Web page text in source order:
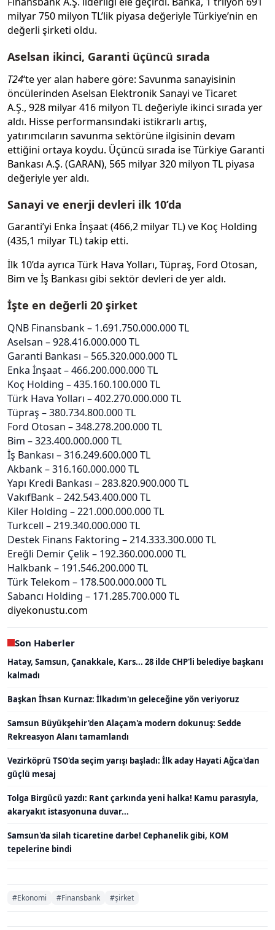
milyar 750 milyon TL’lik piyasa değeriyle Türkiye’nin en
değerli şirketi oldu.
Aselsan ikinci, Garanti üçüncü sırada
T24‘te yer alan habere göre: Savunma sanayisinin
öncülerinden Aselsan Elektronik Sanayi ve Ticaret
A.Ş., 928 milyar 416 milyon TL değeriyle ikinci sırada yer
aldı. Hisse performansındaki istikrarlı artış,
yatırımcıların savunma sektörüne ilgisinin devam
ettiğini ortaya koydu. Üçüncü sırada ise Türkiye Garanti
Bankası A.Ş. (GARAN), 565 milyar 320 milyon TL piyasa
değeriyle yer aldı.
Sanayi ve enerji devleri ilk 10’da
Garanti’yi Enka İnşaat (466,2 milyar TL) ve Koç Holding
(435,1 milyar TL) takip etti.
İlk 10’da ayrıca Türk Hava Yolları, Tüpraş, Ford Otosan,
Bim ve İş Bankası gibi sektör devleri de yer aldı.
İşte en değerli 20 şirket
QNB Finansbank – 1.691.750.000.000 TL
Aselsan – 928.416.000.000 TL
Garanti Bankası – 565.320.000.000 TL
Enka İnşaat – 466.200.000.000 TL
Koç Holding – 435.160.100.000 TL
Türk Hava Yolları – 402.270.000.000 TL
Tüpraş – 380.734.800.000 TL
Ford Otosan – 348.278.200.000 TL
Bim – 323.400.000.000 TL
İş Bankası – 316.249.600.000 TL
Akbank – 316.160.000.000 TL
Yapı Kredi Bankası – 283.820.900.000 TL
VakıfBank – 242.543.400.000 TL
Kiler Holding – 221.000.000.000 TL
Turkcell – 219.340.000.000 TL
Destek Finans Faktoring – 214.333.300.000 TL
Ereğli Demir Çelik – 192.360.000.000 TL
Halkbank – 191.546.200.000 TL
Türk Telekom – 178.500.000.000 TL
Sabancı Holding – 171.285.700.000 TL
diyekonustu.com
Son Haberler
Hatay, Samsun, Çanakkale, Kars... 28 ilde CHP'li belediye başkanı
kalmadı
Başkan İhsan Kurnaz: İlkadım'ın geleceğine yön veriyoruz
Samsun Büyükşehir'den Alaçam'a modern dokunuş: Sedde
Rekreasyon Alanı tamamlandı
Vezirköprü TSO'da seçim yarışı başladı: İlk aday Hayati Ağca'dan
güçlü mesaj
Tolga Birgücü yazdı: Rant çarkında yeni halka! Kamu parasıyla,
akaryakıt istasyonuna duvar...
Samsun'da silah ticaretine darbe! Cephanelik gibi, KOM
tepelerine bindi
#Ekonomi #Finansbank #şirket